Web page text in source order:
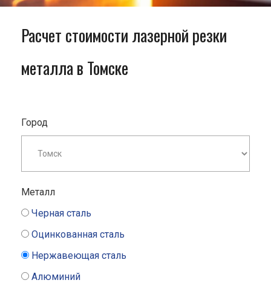
Расчет стоимости лазерной резки
металла в Томске
Город
Металл
Черная сталь
Оцинкованная сталь
Нержавеющая сталь
Алюминий